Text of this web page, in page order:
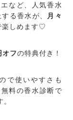
など、人気香水
る香水が、
月々
楽しめます♡
オフの特典付き！
で使いやすさも
料の香水診断で